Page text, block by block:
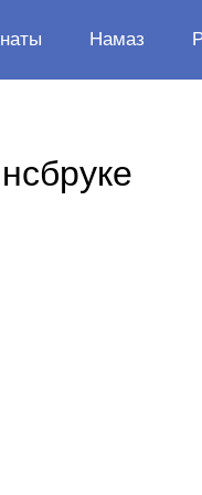
Намаз